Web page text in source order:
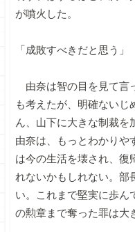
が噴火した。
「成敗すべきだと思う」
由奈は智の目を見て言
も考えたが、明確ないじ
ん、山下に大きな制裁を
由奈は、もっとわかりや
は今の生活を壊され、復
れないかもしれない。部
い。これまで堅実に歩ん
の勲章まで奪った罪は大